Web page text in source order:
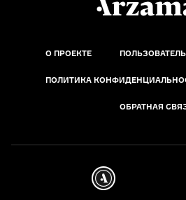
О ПРОЕКТЕ
ПОЛИТИКА
ОБРАТНАЯ